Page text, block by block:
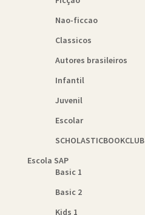
Nao-ficcao
Classicos
Autores brasileiros
Infantil
Juvenil
Escolar
SCHOLASTICBOOKCLUB
Escola SAP
Basic 1
Basic 2
Kids 1